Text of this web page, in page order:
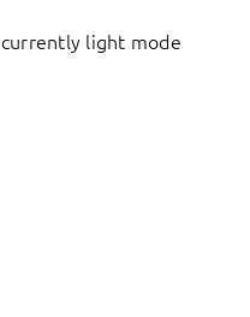
light mode